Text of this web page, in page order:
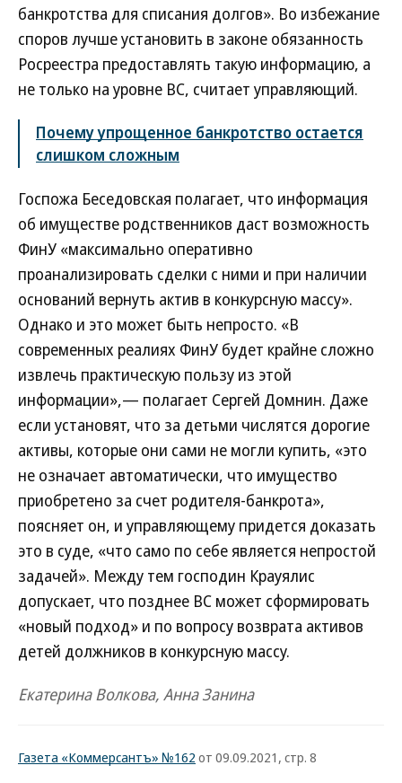
банкротства для списания долгов». Во избежание
споров лучше установить в законе обязанность
Росреестра предоставлять такую информацию, а
не только на уровне ВС, считает управляющий.
Почему упрощенное банкротство остается
слишком сложным
Госпожа Беседовская полагает, что информация
об имуществе родственников даст возможность
ФинУ «максимально оперативно
проанализировать сделки с ними и при наличии
оснований вернуть актив в конкурсную массу».
Однако и это может быть непросто. «В
современных реалиях ФинУ будет крайне сложно
извлечь практическую пользу из этой
информации»,— полагает Сергей Домнин. Даже
если установят, что за детьми числятся дорогие
активы, которые они сами не могли купить, «это
не означает автоматически, что имущество
приобретено за счет родителя-банкрота»,
поясняет он, и управляющему придется доказать
это в суде, «что само по себе является непростой
задачей». Между тем господин Крауялис
допускает, что позднее ВС может сформировать
«новый подход» и по вопросу возврата активов
детей должников в конкурсную массу.
Екатерина Волкова, Анна Занина
Газета «Коммерсантъ» №162 от 09.09.2021, стр. 8